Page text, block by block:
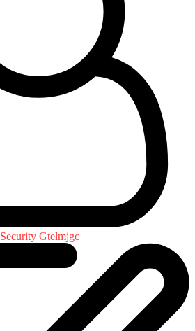
Security Gtelmjgc